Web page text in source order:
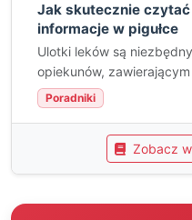
Jak skutecznie
informacje w pigułce
Ulotki leków są
opiekunów,
Poradniki
Zobacz